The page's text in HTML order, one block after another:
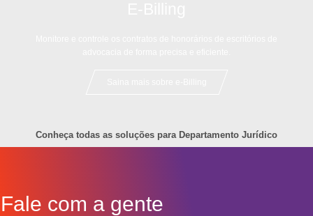
Conheça todas as soluções para Departamento Jurídico
Fale com a gente